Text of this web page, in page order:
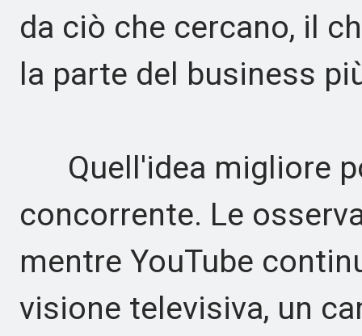
da ciò che cercano, il
la parte del business
Quell'idea migliore
concorrente. Le
mentre YouTube
visione televisiva, un